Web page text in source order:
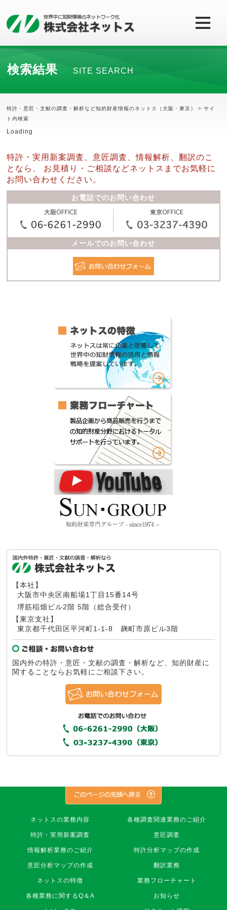
検索結果 SITE SEARCH
特許・意匠・文献の調査・解析など知的財産情報のネットス（大阪・東京）
> サイ
ト内検索
Loading
特許・実用新案調査、意匠調査、情報解析、翻訳のこ
となら、
お見積り・ご相談などネットスまでお気軽に
お問い合わせください。
お電話でのお問い合わせ
メールでのお問い合わせ
【本社】
大阪市中央区南船場1丁目15番14号
堺筋稲畑ビル2階 5階（総合受付）
【東京支社】
東京都千代田区平河町1-1-8
麹町市原ビル3階
国内外の特許・意匠・文献の調査・解析など、知的財産に
関することならお気軽にご相談下さい。
ネットスの業務内容 各種調査関連業務のご紹介
特許・実用新案調査 意匠調査
情報解析業務のご紹介 特許分析マップの作成
意匠分析マップの作成 翻訳業務
ネットスの特徴 業務フローチャート
各種業務に関するQ＆A お知らせ